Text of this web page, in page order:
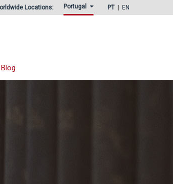
Locations: Portugal PT EN
Blog